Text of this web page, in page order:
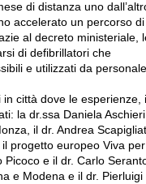
di distanza uno
accelerato un percorso di
al decreto ministeriale,
di defibrillatori che
e utilizzati da personale
città dove le esperienze,
la dr.ssa Daniela
il dr. Andrea
progetto europeo Viva per
Picoco e il dr. Carlo
e Modena e il dr. Pierluigi